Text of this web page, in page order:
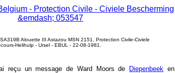
Alouette III Astazou MSN 2151, Protection Civile-Civiele
Helihulp - Ursel - EBUL - 22-08-1981.
reçu un message de Ward Moors de Diepenbeek en